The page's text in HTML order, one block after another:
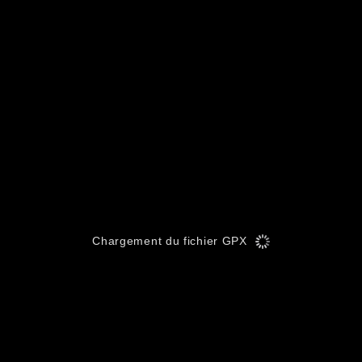
Chargement du fichier GPX